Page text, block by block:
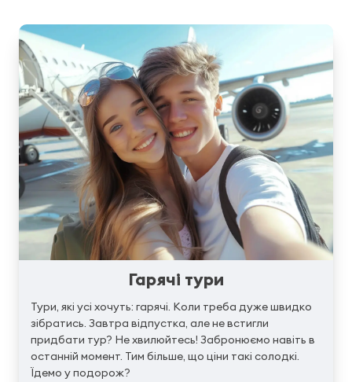
Гарячі тури
Тури, які усі хочуть: гарячі. Коли треба дуже швидко
зібратись. Завтра відпустка, але не встигли
придбати тур? Не хвилюйтесь! Забронюємо навіть в
останній момент. Тим більше, що ціни такі солодкі.
Їдемо у подорож?